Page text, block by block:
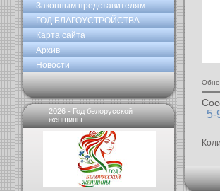
Законным представителям
ГОД БЛАГОУСТРОЙСТВА
Карта сайта
Архив
Новости
2026 - Год белорусской
женщины
5-